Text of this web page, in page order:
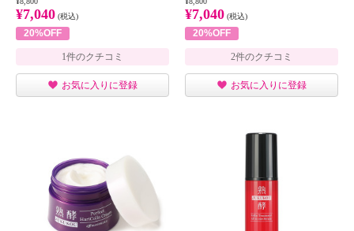
¥7,040 (税込)
20%OFF
1件のクチコミ
お気に入りに登録
¥7,040 (税込)
20%OFF
2件のクチコミ
お気に入りに登録